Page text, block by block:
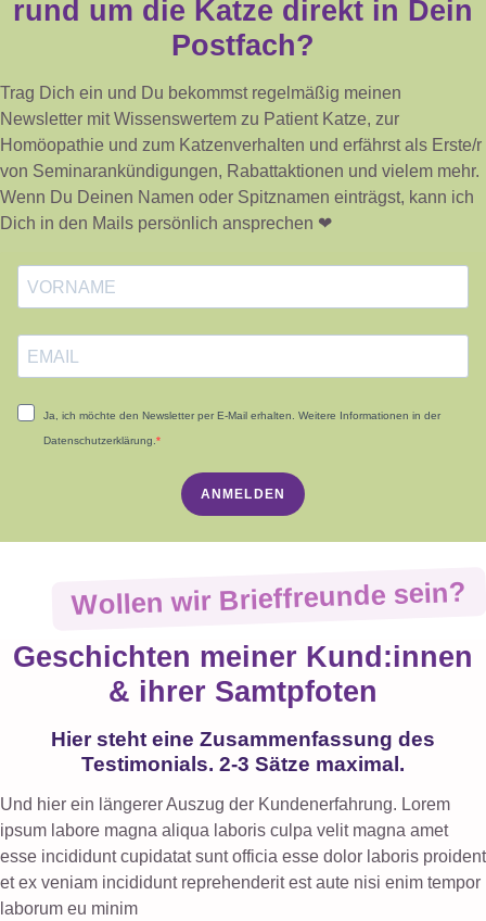
rund um die Katze direkt in Dein
Postfach?
Trag Dich ein und Du bekommst regelmäßig meinen
Newsletter mit Wissenswertem zu Patient Katze, zur
Homöopathie und zum Katzenverhalten und erfährst als Erste/r
von Seminarankündigungen, Rabattaktionen und vielem mehr.
Wenn Du Deinen Namen oder Spitznamen einträgst, kann ich
Dich in den Mails persönlich ansprechen ❤
Ja, ich möchte den Newsletter per E-Mail erhalten. Weitere Informationen in der
Datenschutzerklärung.
ANMELDEN
Wollen wir Brieffreunde sein?
Geschichten meiner Kund:innen
& ihrer Samtpfoten
Hier steht eine Zusammenfassung des
Testimonials. 2-3 Sätze maximal.
Und hier ein längerer Auszug der Kundenerfahrung. Lorem
ipsum labore magna aliqua laboris culpa velit magna amet
esse incididunt cupidatat sunt officia esse dolor laboris proident
et ex veniam incididunt reprehenderit est aute nisi enim tempor
laborum eu minim